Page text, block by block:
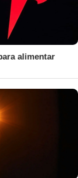
alimentar